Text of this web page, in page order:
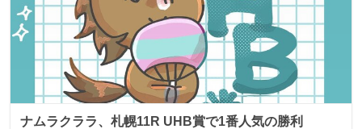
ナムラクララ、札幌11R UHB賞で1番人気の勝利